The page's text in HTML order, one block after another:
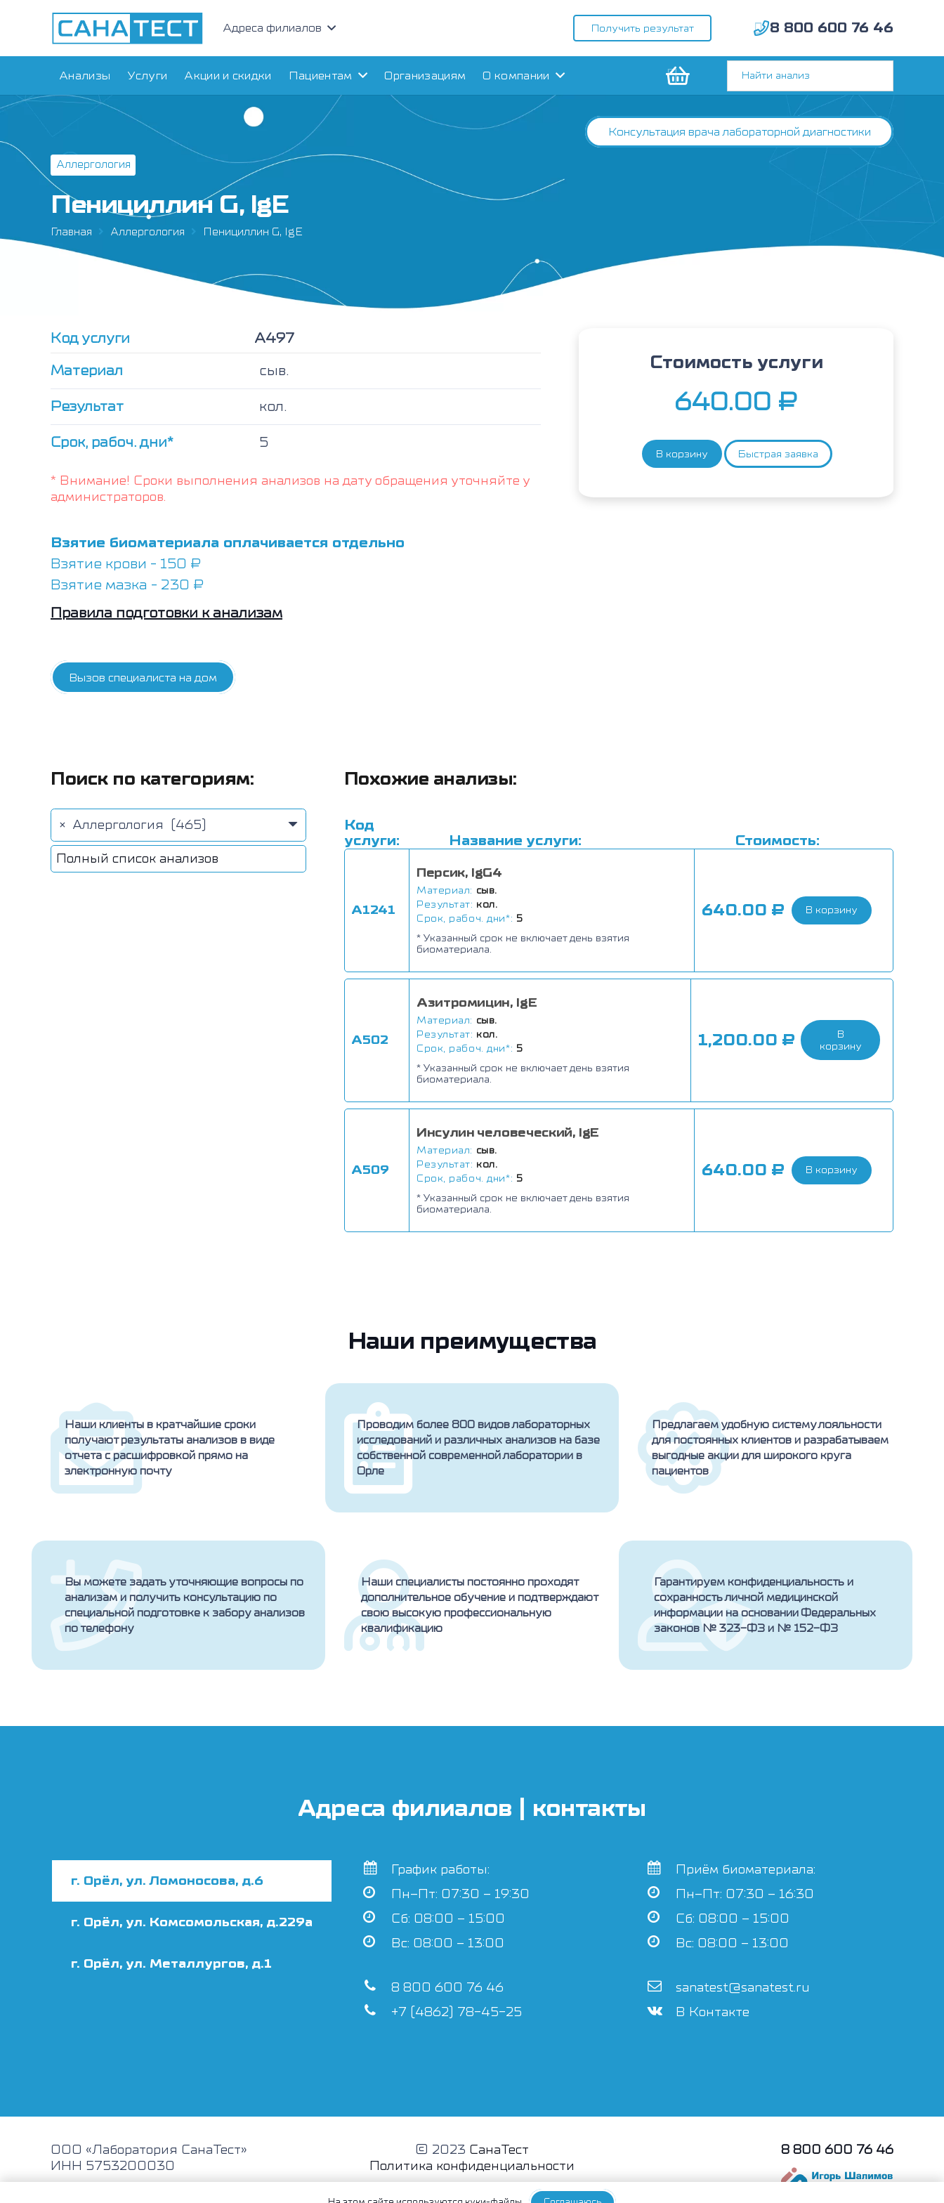
Адреса филиалов Получить результат 8 800 600 76 46
Анализы Услуги Акции и скидки Пациентам Организациям О компании
Консультация врача лабораторной диагностики
Аллергология
Пенициллин G, IgE
Главная Аллергология Пенициллин G, IgE
Код услуги
А497
Материал
сыв.
Результат кол.
Срок, рабоч. дни* 5
* Внимание! Сроки выполнения анализов на дату обращения уточняйте у
администраторов.
Взятие биоматериала оплачивается отдельно
Взятие крови - 150 ₽
Взятие мазка - 230 ₽
Правила подготовки к анализам
Вызов специалиста на дом
Стоимость услуги
640.00 ₽
Количество
Пенициллин
В корзину Быстрая заявка
Поиск по категориям:
× Аллергология (465)
Полный список анализов
Похожие анализы:
Код
услуги:
Название услуги: Стоимость:
А1241
Персик, IgG4
Материал: сыв.
Результат: кол.
Срок, рабоч. дни*: 5
* Указанный срок не включает день взятия
биоматериала.
640.00 ₽ В корзину
А502
Азитромицин, IgE
Материал: сыв.
Результат: кол.
Срок, рабоч. дни*: 5
* Указанный срок не включает день взятия
биоматериала.
1,200.00 ₽
В
корзину
А509
Инсулин человеческий, IgE
Материал: сыв.
Результат: кол.
Срок, рабоч. дни*: 5
* Указанный срок не включает день взятия
биоматериала.
640.00 ₽ В корзину
Наши преимущества
Наши клиенты в кратчайшие сроки
получают результаты анализов в виде
отчета с расшифровкой прямо на
электронную почту
Проводим более 800 видов лабораторных
исследований и различных анализов на базе
собственной современной лаборатории в
Орле
Предлагаем удобную систему лояльности
для постоянных клиентов и разрабатываем
выгодные акции для широкого круга
пациентов
Вы можете задать уточняющие вопросы по
анализам и получить консультацию по
специальной подготовке к забору анализов
по телефону
Наши специалисты постоянно проходят
дополнительное обучение и подтверждают
свою высокую профессиональную
квалификацию
Гарантируем конфиденциальность и
сохранность личной медицинской
информации на основании Федеральных
законов № 323-ФЗ и № 152-ФЗ
Адреса филиалов | контакты
г. Орёл, ул. Ломоносова, д.6
г. Орёл, ул. Комсомольская, д.229а
г. Орёл, ул. Металлургов, д.1
График работы:
Пн–Пт: 07:30 – 19:30
Сб: 08:00 – 15:00
Вс: 08:00 – 13:00
8 800 600 76 46
+7 (4862) 78-45-25
Приём биоматериала:
Пн–Пт: 07:30 – 16:30
Сб: 08:00 – 15:00
Вс: 08:00 – 13:00
sanatest@sanatest.ru
В Контакте
ООО «Лаборатория СанаТест»
ИНН 5753200030
© 2023 СанаТест
Политика конфиденциальности
8 800 600 76 46